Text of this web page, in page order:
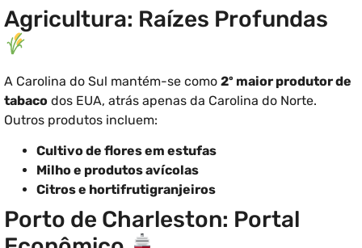
Agricultura: Raízes Profundas
A Carolina do Sul mantém-se como 2º maior produtor de
tabaco dos EUA, atrás apenas da Carolina do Norte.
Outros produtos incluem:
Cultivo de flores em estufas
Milho e produtos avícolas
Citros e hortifrutigranjeiros
Porto de Charleston: Portal